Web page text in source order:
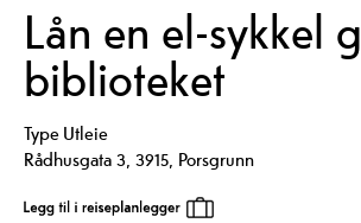
Lån en el-sykkel
biblioteket
TypeUtleie
Rådhusgata 3, 3915, Porsgrunn